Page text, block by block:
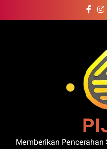
to
Memberikan